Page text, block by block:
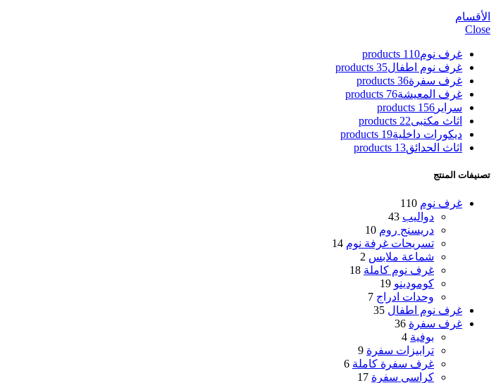
الأقسام
Close
غرف نوم110 products
غرف نوم اطفال35 products
غرف سفرة36 products
غرف المعيشة76 products
سراير 156 products
اثاث مكتبى22 products
ديكورات داخلية19 products
اثاث الحدائق13 products
تصنيفات المنتج
غرف نوم 110
دواليب 43
دريسنج روم 10
تسريحات غرفة نوم 14
شماعة ملابس 2
غرف نوم كاملة 18
كومودينو 19
وحدات ادراج 7
غرف نوم اطفال 35
غرف سفرة 36
بوفية 4
ترابيزات سفرة 9
غرف سفرة كاملة 6
كراسي سفرة 17